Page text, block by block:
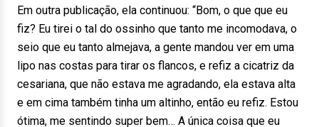
Em outra publicação, ela continuou: “Bom, o que que eu
fiz? Eu tirei o tal do ossinho que tanto me incomodava, o
seio que eu tanto almejava, a gente mandou ver em uma
lipo nas costas para tirar os flancos, e refiz a cicatriz da
cesariana, que não estava me agradando, ela estava alta
e em cima também tinha um altinho, então eu refiz. Estou
ótima, me sentindo super bem… A única coisa que eu